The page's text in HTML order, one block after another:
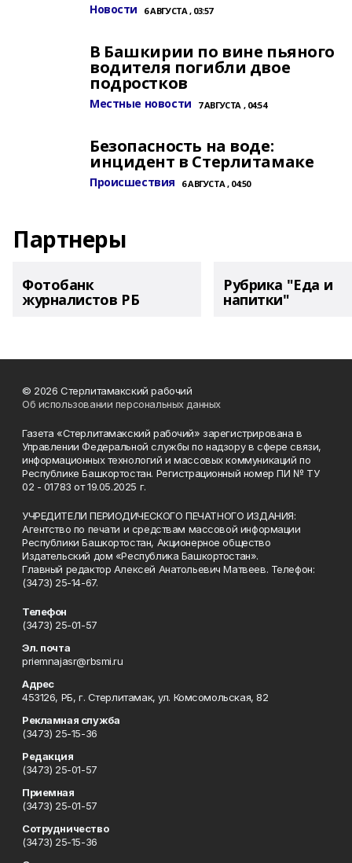
Новости 6 АВГУСТА , 03:57
В Башкирии по вине пьяного
водителя погибли двое
подростков
Местные новости 7 АВГУСТА , 04:54
Безопасность на воде:
инцидент в Стерлитамаке
Происшествия 6 АВГУСТА , 04:50
Партнеры
Фотобанк
журналистов РБ
Рубрика "Еда и
напитки"
© 2026 Стерлитамакский рабочий
Об использовании персональных данных
Газета «Стерлитамакский рабочий» зарегистрирована в
Управлении Федеральной службы по надзору в сфере связи,
информационных технологий и массовых коммуникаций по
Республике Башкортостан. Регистрационный номер ПИ № ТУ
02 - 01783 от 19.05.2025 г.
УЧРЕДИТЕЛИ ПЕРИОДИЧЕСКОГО ПЕЧАТНОГО ИЗДАНИЯ:
Агентство по печати и средствам массовой информации
Республики Башкортостан, Акционерное общество
Издательский дом «Республика Башкортостан».
Главный редактор Алексей Анатольевич Матвеев. Телефон:
(3473) 25-14-67.
Телефон
(3473) 25-01-57
Эл. почта
priemnajasr@rbsmi.ru
Адрес
453126, РБ, г. Стерлитамак, ул. Комсомольская, 82
Рекламная служба
(3473) 25-15-36
Редакция
(3473) 25-01-57
Приемная
(3473) 25-01-57
Сотрудничество
(3473) 25-15-36